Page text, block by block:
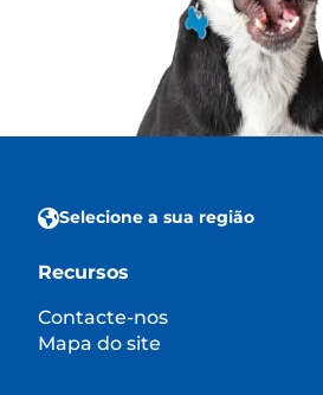
Selecione a sua região
Recursos
Contacte-nos
Mapa do site